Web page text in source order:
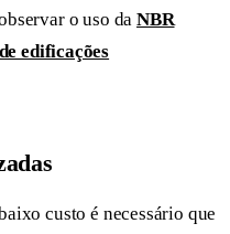
o uso daNBR
edificações
custo é necessário que